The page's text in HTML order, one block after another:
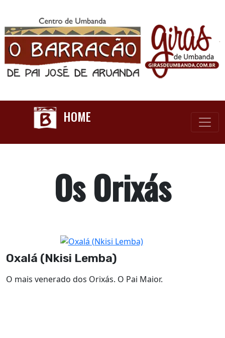
HOME
Os Orixás
Oxalá (Nkisi Lemba)
O mais venerado dos Orixás. O Pai Maior.